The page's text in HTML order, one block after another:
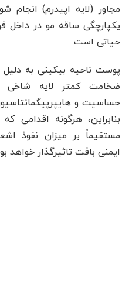
مجاور (لایه اپیدرم) انجام
یکپارچگی ساقه مو در داخل
حیاتی است.
پوست ناحیه بیکینی به دلیل
حساسیت و
بنابراین، هرگونه اقدامی
مستقیماً بر میزان نفوذ
ایمنی بافت تاثیرگذار خواهد